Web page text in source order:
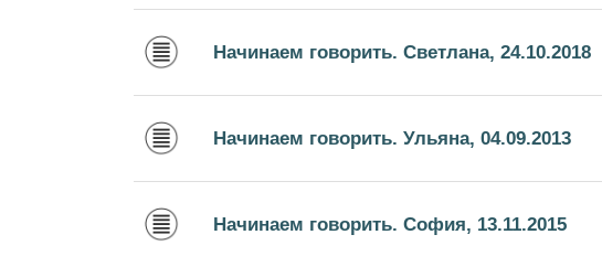
Начинаем говорить. Светлана, 24.10.2018
Начинаем говорить. Ульяна, 04.09.2013
Начинаем говорить. София, 13.11.2015